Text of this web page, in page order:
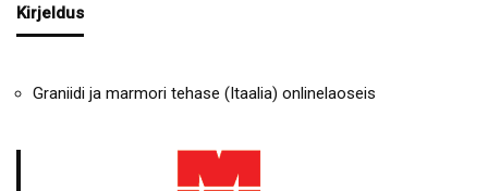
Kirjeldus
Graniidi ja marmori tehase (Itaalia) onlinelaoseis